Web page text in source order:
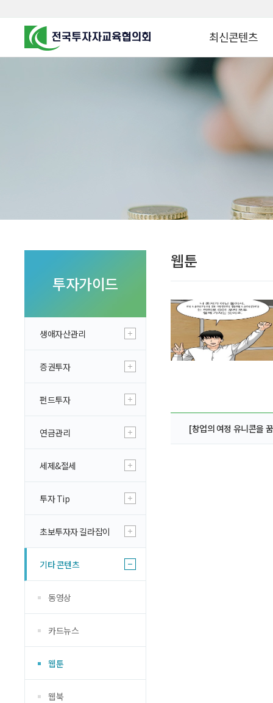
최신콘텐츠
찾아가는 군장병 금
찾아가는 연금ᆞ자
군장병 금융투자 아
자립준비청년을 위한
실전투자 Insight
투자가이드
생애자산관리
증권투자
펀드투자
연금관리
세제&절세
투자 Tip
초보투자자 길라잡이
기타 콘텐츠
동영상
카드뉴스
웹툰
웹북
웹툰
[창업의 여정 유니콘을